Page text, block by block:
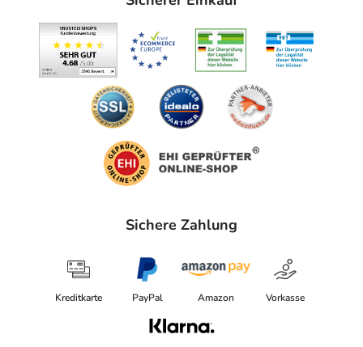
Sichere Zahlung
Kreditkarte PayPal Amazon Vorkasse